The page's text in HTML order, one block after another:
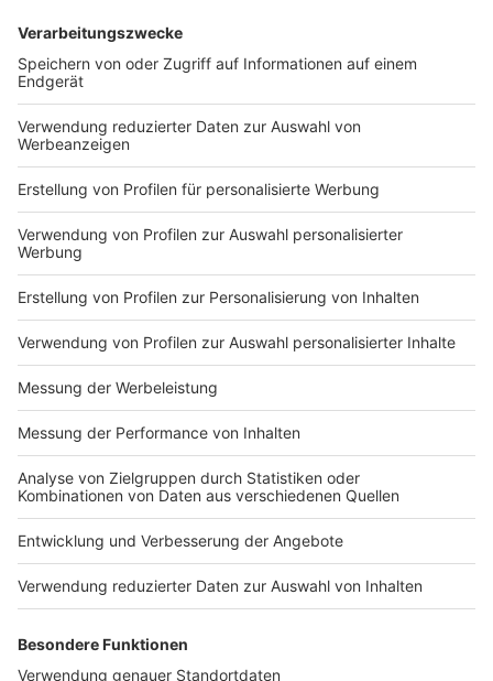
Moskau.
DEINE GEMERKTEN ARTIKEL
Du hast dir noch keine Artikel gemerkt
Impressum
Nutzungsbedingungen
Jobs
Presse
Werben
Archiv
Kontakt
Studio-Hotline
Verkehrs-Hotline
Newsletter